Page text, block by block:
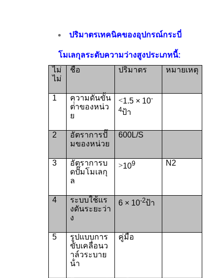
ปริมาตรเทคนิคของอุปกรณ์กระบี่
โมเลกุลระดับความว่างสูงประเภทนี้:
ไม่
ไม่
ชื่อ ปริมาตร หมายเหตุ
1
ความดันขั้น
ต่ําของหน่ว
ย
<1.5 × 10-
4ป้า
2
อัตราการปั๊
มของหน่วย
600L/S
3
อัตราการบ
ดปั๊มโมเลกุ
ล
>109 N2
4
ระบบใช้แร
งดันระยะว่า
ง
6 × 10-2ป้า
5
รูปแบบการ
ขับเคลื่อนว
าล์วระบาย
น้ํา
คู่มือ